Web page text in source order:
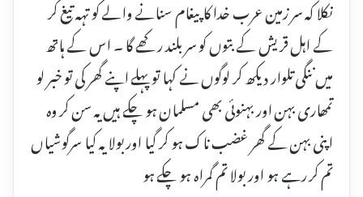
نکلا کہ سر زمین عرب خدا کا پیغام سنانے والے کو تہہ تیغ کر
کے اہل قریش کے بتوں کو سر بلند رکھے گا ۔ اس کے ہاتھ
میں ننگی تلوار دیکھ کر لوگوں نے کہا تو پہلے اپنے گھر کی تو خبر لو
تمھاری بہن اور بہنوئی بھی مسلمان ہو چکے ہیں یہ سن کر وہ
اپنی بہن کے گھر غضب ناک ہو کر گیا اور بولا یہ کیا سرگوشیاں
تم کر رہے ہو اور بولا تم گمراہ ہو چکے ہو